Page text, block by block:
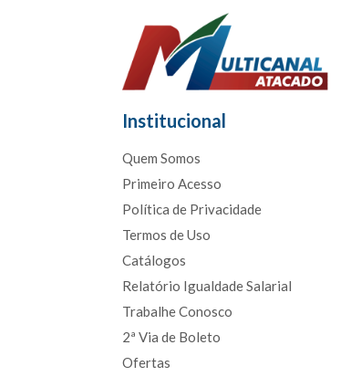
Institucional
Quem Somos
Primeiro Acesso
Política de Privacidade
Termos de Uso
Catálogos
Relatório Igualdade Salarial
Trabalhe Conosco
2ª Via de Boleto
Ofertas